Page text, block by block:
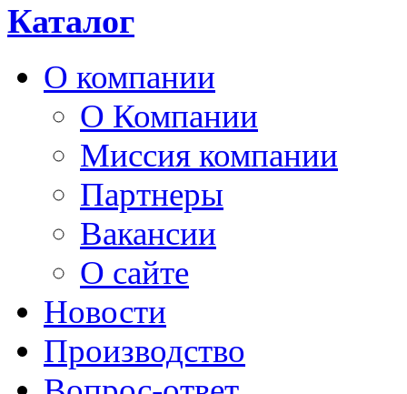
Каталог
О компании
О Компании
Миссия компании
Партнеры
Вакансии
О сайте
Новости
Производство